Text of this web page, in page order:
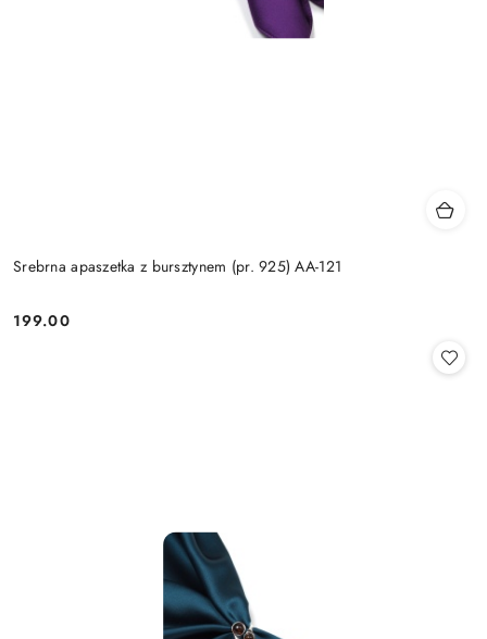
Srebrna apaszetka z bursztynem (pr. 925) AA-121
Cena:
199.00